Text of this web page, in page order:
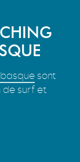
sont
de surf et